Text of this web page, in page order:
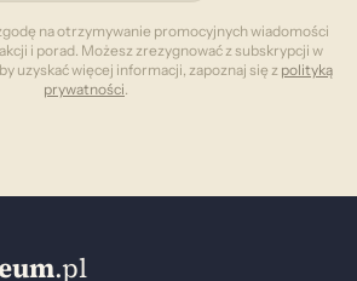
na otrzymywanie promocyjnych wiadomości
i porad. Możesz zrezygnować z subskrypcji w
uzyskać więcej informacji, zapoznaj się z polityką
prywatności
.pl